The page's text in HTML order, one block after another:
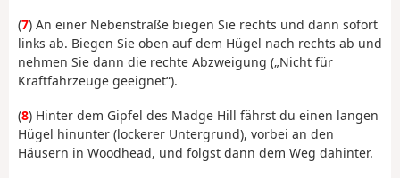
(7) An einer Nebenstraße biegen Sie rechts und dann sofort
links ab. Biegen Sie oben auf dem Hügel nach rechts ab und
nehmen Sie dann die rechte Abzweigung („Nicht für
Kraftfahrzeuge geeignet“).
(8) Hinter dem Gipfel des Madge Hill fährst du einen langen
Hügel hinunter (lockerer Untergrund), vorbei an den
Häusern in Woodhead, und folgst dann dem Weg dahinter.